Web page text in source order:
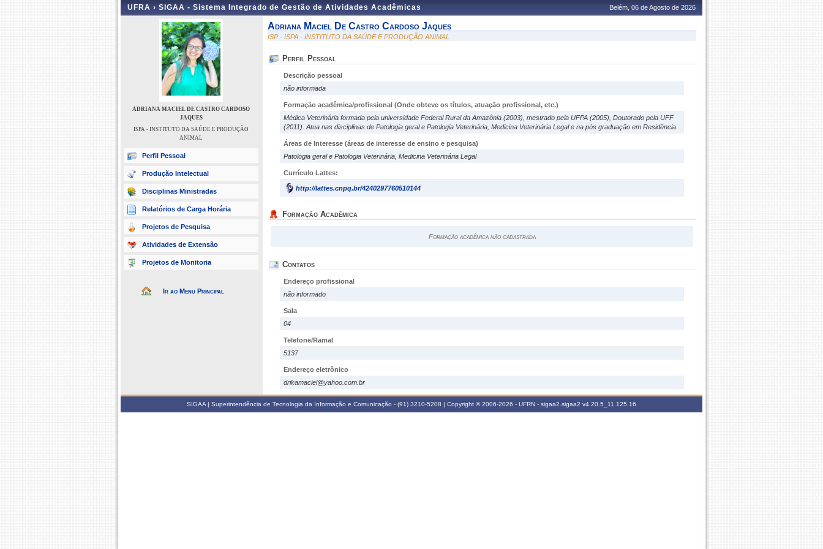
UFRA › SIGAA - Sistema Integrado de Gestão de Atividades Acadêmicas Belém, 06 de Agosto de 2026
ADRIANA MACIEL DE CASTRO CARDOSO
JAQUES
ISPA - INSTITUTO DA SAÚDE E PRODUÇÃO
ANIMAL
Perfil Pessoal
Produção Intelectual
Disciplinas Ministradas
Relatórios de Carga Horária
Projetos de Pesquisa
Atividades de Extensão
Projetos de Monitoria
Ir ao Menu Principal
Adriana Maciel De Castro Cardoso Jaques
ISP - ISPA - INSTITUTO DA SAÚDE E PRODUÇÃO ANIMAL
Perfil Pessoal
Descrição pessoal
não informada
Formação acadêmica/profissional (Onde obteve os títulos, atuação profissional, etc.)
Médica Veterinária formada pela universidade Federal Rural da Amazônia (2003), mestrado pela UFPA (2005), Doutorado pela UFF
(2011). Atua nas disciplinas de Patologia geral e Patologia Veterinária, Medicina Veterinária Legal e na pós graduação em Residência.
Áreas de Interesse (áreas de interesse de ensino e pesquisa)
Patologia geral e Patologia Veterinária, Medicina Veterinária Legal
Currículo Lattes:
http://lattes.cnpq.br/4240297760510144
Formação Acadêmica
Formação acadêmica não cadastrada
Contatos
Endereço profissional
não informado
Sala
04
Telefone/Ramal
5137
Endereço eletrônico
drikamaciel@yahoo.com.br
SIGAA | Superintendência de Tecnologia da Informação e Comunicação - (91) 3210-5208 | Copyright © 2006-2026 - UFRN - sigaa2.sigaa2 v4.20.5_11.125.16